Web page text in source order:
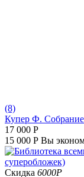
(8)
Купер Ф.
17 000 Р
15 000 Р Вы
Скидка 6000Р